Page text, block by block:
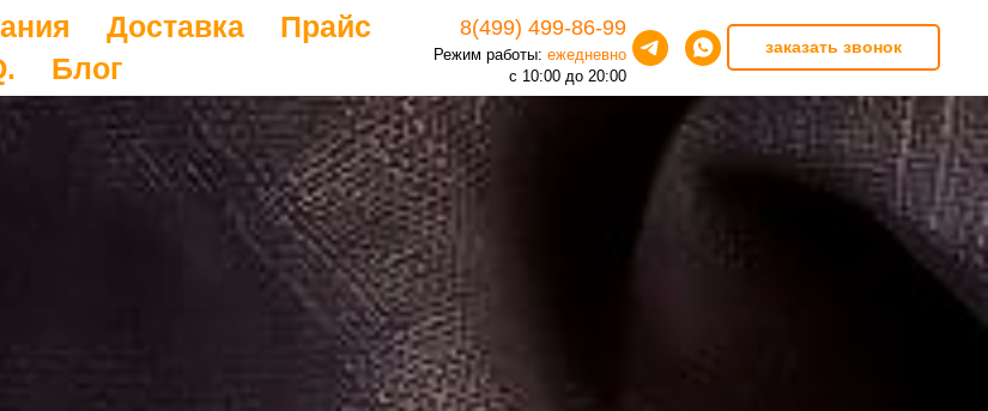
Доставка
Прайс
Блог
8(499) 499-86-99
Режим работы: ежедневно
с 10:00 до 20:00
заказать звонок